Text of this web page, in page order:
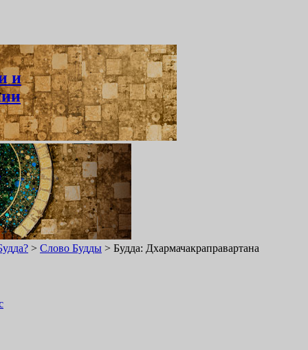
> Слово Будды > Будда: Дхармачакраправартана
и